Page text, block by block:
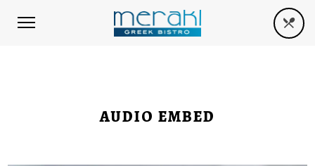
AUDIO EMBED